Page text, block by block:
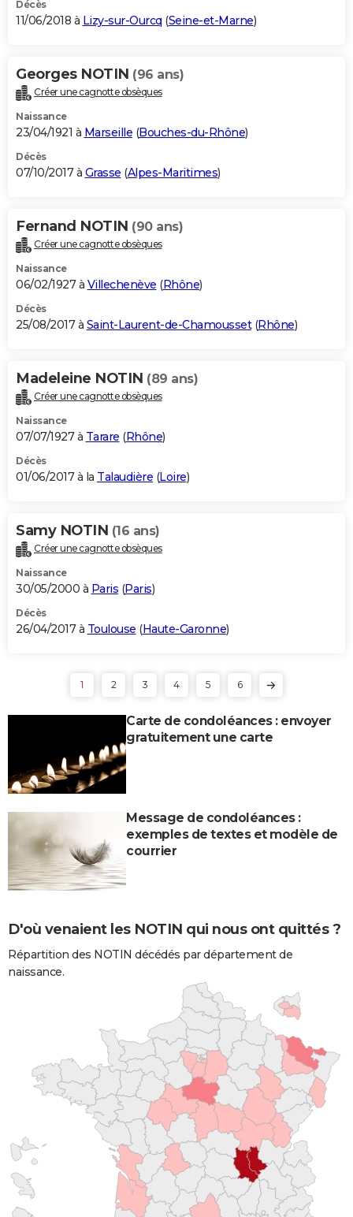
Décès
11/06/2018 à Lizy-sur-Ourcq (Seine-et-Marne)
Georges NOTIN (96 ans)
Créer une cagnotte obsèques
Naissance
23/04/1921 à Marseille (Bouches-du-Rhône)
Décès
07/10/2017 à Grasse (Alpes-Maritimes)
Fernand NOTIN (90 ans)
Créer une cagnotte obsèques
Naissance
06/02/1927 à Villechenève (Rhône)
Décès
25/08/2017 à Saint-Laurent-de-Chamousset(Rhône)
Madeleine NOTIN (89 ans)
Créer une cagnotte obsèques
Naissance
07/07/1927 à Tarare (Rhône)
Décès
01/06/2017 à la Talaudière (Loire)
Samy NOTIN (16 ans)
Créer une cagnotte obsèques
Naissance
30/05/2000 à Paris (Paris)
Décès
26/04/2017 à Toulouse (Haute-Garonne)
1 2 3 4 5 6
Carte de condoléances : envoyer
gratuitement une carte
Message de condoléances :
exemples de textes et modèle de
courrier
D'où venaient les NOTIN qui nous ont quittés ?
Répartition des NOTIN décédés par département de
naissance.